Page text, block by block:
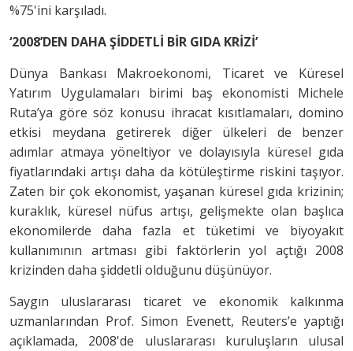
%75'ini karşıladı.
‘2008’DEN DAHA ŞİDDETLİ BİR GIDA KRİZİ’
Dünya Bankası Makroekonomi, Ticaret ve Küresel
Yatırım Uygulamaları birimi baş ekonomisti Michele
Ruta’ya göre söz konusu ihracat kısıtlamaları, domino
etkisi meydana getirerek diğer ülkeleri de benzer
adımlar atmaya yöneltiyor ve dolayısıyla küresel gıda
fiyatlarındaki artışı daha da kötüleştirme riskini taşıyor.
Zaten bir çok ekonomist, yaşanan küresel gıda krizinin;
kuraklık, küresel nüfus artışı, gelişmekte olan başlıca
ekonomilerde daha fazla et tüketimi ve biyoyakıt
kullanımının artması gibi faktörlerin yol açtığı 2008
krizinden daha şiddetli olduğunu düşünüyor.
Saygın uluslararası ticaret ve ekonomik kalkınma
uzmanlarından Prof. Simon Evenett, Reuters’e yaptığı
açıklamada, 2008'de uluslararası kuruluşların ulusal